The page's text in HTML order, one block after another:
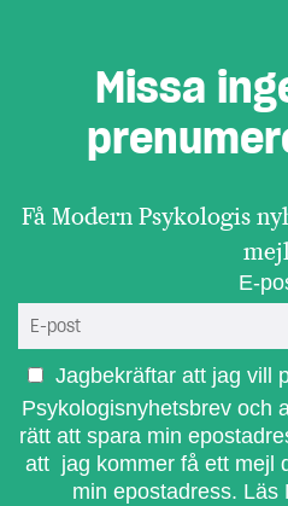
Missa
Få Modern Psykologis
E-
Jagbekräftar att jag vill
Psykologisnyhetsbrev och
rätt att spara min
att jag kommer få ett mejl
min epostadress. Läs